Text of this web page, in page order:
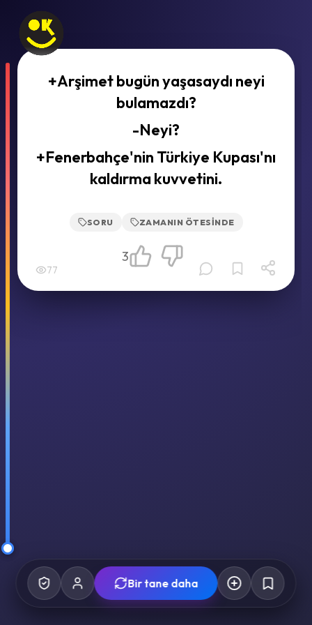
+Arşimet bugün yaşasaydı neyi
bulamazdı?
-Neyi?
+Fenerbahçe'nin Türkiye Kupası'nı
kaldırma kuvvetini.
SORU ZAMANIN ÖTESINDE
77
3
Bir tane daha